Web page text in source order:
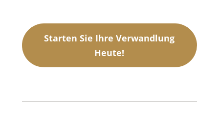
Starten Sie Ihre Verwandlung
Heute!